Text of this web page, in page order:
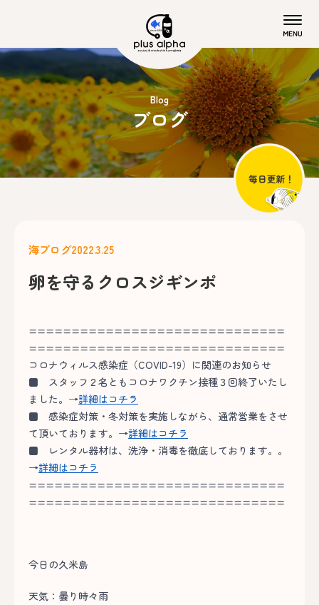
Blog
ブログ
海ブログ2022.3.25
卵を守るクロスジギンポ
==============================
==============================
コロナウィルス感染症（COVID-19）に関連のお知らせ
■ スタッフ２名ともコロナワクチン接種３回終了いたし
ました。→詳細はコチラ
■ 感染症対策・冬対策を実施しながら、通常営業をさせ
て頂いております。→詳細はコチラ
■ レンタル器材は、洗浄・消毒を徹底しております。。
→詳細はコチラ
==============================
==============================
今日の久米島
天気：曇り時々雨